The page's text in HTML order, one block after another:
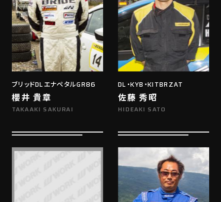
ブリッドDLエナペタルGR86
櫻井 貴章
TAKAAKI SAKURAI
DL・KYB・KITBRZAT
佐藤 秀昭
HIDEAKI SATO